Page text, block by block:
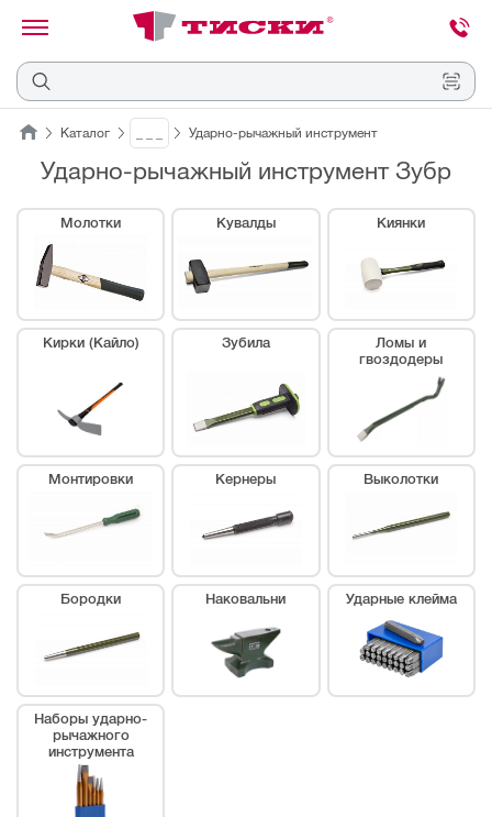
Отмена
Наведите
на
или
штрихкод,
расположенный
на
ценнике,
товаре
Каталог Ударно-рычажный инструмент
Ударно-рычажный инструмент Зубр
Молотки Кувалды Киянки
Кирки (Кайло) Зубила
Ломы и
гвоздодеры
Монтировки Кернеры Выколотки
Бородки Наковальни Ударные клейма
Наборы ударно-
рычажного
инструмента